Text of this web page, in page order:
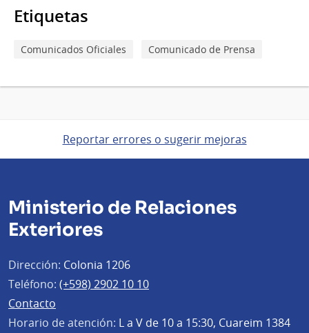
Etiquetas
Comunicados Oficiales Comunicado de Prensa
Reportar errores o sugerir mejoras
Ministerio de Relaciones
Exteriores
Dirección: Colonia 1206
Teléfono: (+598) 2902 10 10
Contacto
Horario de atención: L a V de 10 a 15:30, Cuareim 1384